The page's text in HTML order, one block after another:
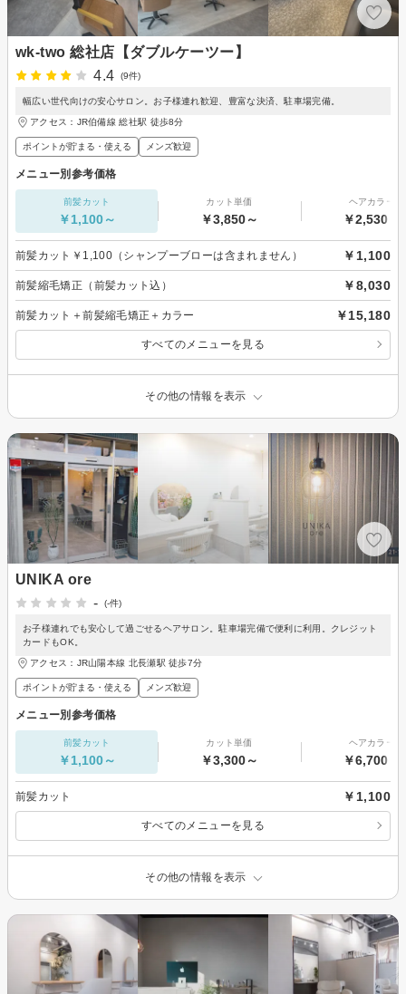
wk-two 総社店【ダブルケーツー】
4.4
(9件)
幅広い世代向けの安心サロン。お子様連れ歓迎、豊富な決済、駐車場完備。
アクセス：JR伯備線 総社駅 徒歩8分
ポイントが貯まる・使える メンズ歓迎
メニュー別参考価格
前髪カット
￥1,100～
カット単価
￥3,850～
ヘアカラー
￥2,530～
前髪カット￥1,100（シャンプーブローは含まれません） ￥1,100
前髪縮毛矯正（前髪カット込） ￥8,030
前髪カット＋前髪縮毛矯正＋カラー ￥15,180
すべてのメニューを見る
その他の情報を表示
UNIKA ore
-
(-件)
お子様連れでも安心して過ごせるヘアサロン。駐車場完備で便利に利用。クレジット
カードもOK。
アクセス：JR山陽本線 北長瀬駅 徒歩7分
ポイントが貯まる・使える メンズ歓迎
メニュー別参考価格
前髪カット
￥1,100～
カット単価
￥3,300～
ヘアカラー
￥6,700～
前髪カット ￥1,100
すべてのメニューを見る
その他の情報を表示